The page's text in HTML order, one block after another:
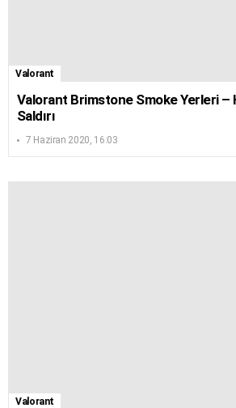
Valorant
Valorant Brimstone Smoke Yerleri –
Saldırı
7 Haziran 2020, 16:03
Valorant